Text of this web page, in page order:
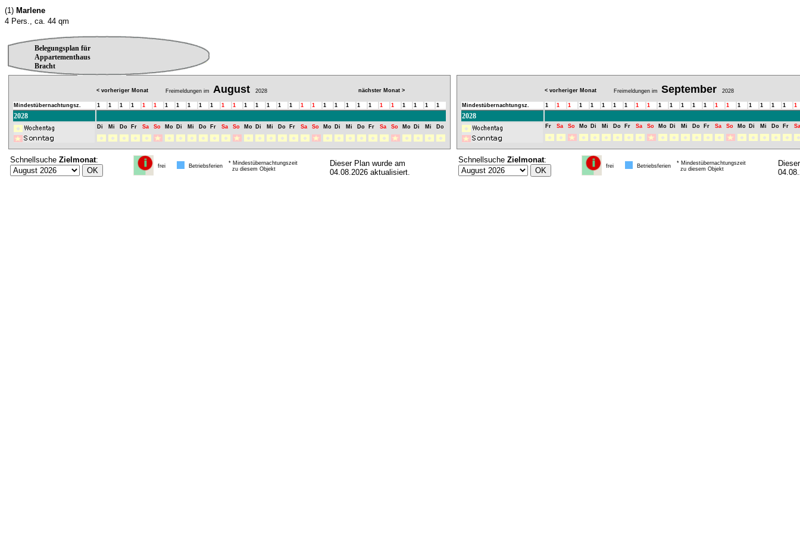
(1) Marlene
4 Pers., ca. 44 qm
Belegungsplan für
Appartementhaus
Bracht
< vorheriger Monat Freimeldungen im August 2028 nächster Monat >
Mindestübernachtungsz. 1 1 1 1 1 1 1 1 1 1 1 1 1 1 1 1 1 1 1 1 1 1 1 1 1 1 1 1 1 1 1
2028
Di Mi Do Fr Sa So Mo Di Mi Do Fr Sa So Mo Di Mi Do Fr Sa So Mo Di Mi Do Fr Sa So Mo Di Mi Do
Schnellsuche Zielmonat:
frei Betriebsferien
* Mindestübernachtungszeit
zu diesem Objekt
Dieser Plan wurde am
04.08.2026 aktualisiert.
< vorheriger Monat Freimeldungen im September 2028
Mindestübernachtungsz. 1 1 1 1 1 1 1 1 1 1 1 1 1 1 1 1 1 1 1 1 1 1 1
2028
Fr Sa So Mo Di Mi Do Fr Sa So Mo Di Mi Do Fr Sa So Mo Di Mi Do Fr Sa
Schnellsuche Zielmonat:
frei Betriebsferien
* Mindestübernachtungszeit
zu diesem Objekt